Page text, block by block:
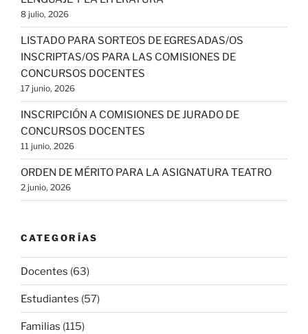
8 julio, 2026
LISTADO PARA SORTEOS DE EGRESADAS/OS
INSCRIPTAS/OS PARA LAS COMISIONES DE
CONCURSOS DOCENTES
17 junio, 2026
INSCRIPCIÓN A COMISIONES DE JURADO DE
CONCURSOS DOCENTES
11 junio, 2026
ORDEN DE MÉRITO PARA LA ASIGNATURA TEATRO
2 junio, 2026
CATEGORÍAS
Docentes (63)
Estudiantes (57)
Familias (115)